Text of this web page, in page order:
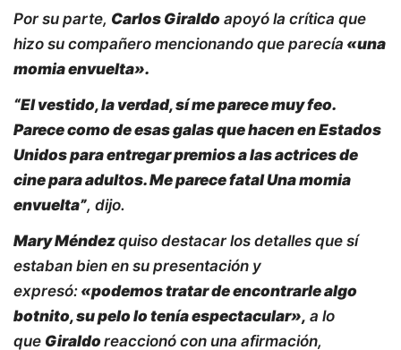
Por su parte, Carlos Giraldo apoyó la crítica que
hizo su compañero mencionando que parecía «una
momia envuelta».
“El vestido, la verdad, sí me parece muy feo.
Parece como de esas galas que hacen en Estados
Unidos para entregar premios a las actrices de
cine para adultos. Me parece fatal Una momia
envuelta”, dijo.
Mary Méndezquiso destacar los detalles que sí
estaban bien en su presentación y
expresó: «podemos tratar de encontrarle algo
botnito, su pelo lo tenía espectacular», a lo
que Giraldoreaccionó con una afirmación,